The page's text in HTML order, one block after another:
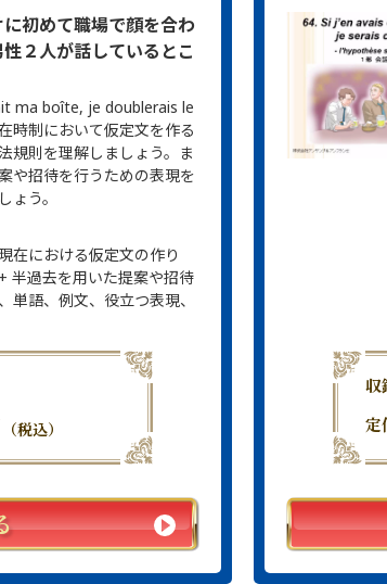
初めて職場で顔を合わ
２人が話しているとこ
ma boîte, je doublerais le
時制において仮定文を作る
規則を理解しましょう。ま
や招待を行うための表現を
ょう。
在における仮定文の作り
半過去を用いた提案や招待
単語、例文、役立つ表現、
（税込）
収
定